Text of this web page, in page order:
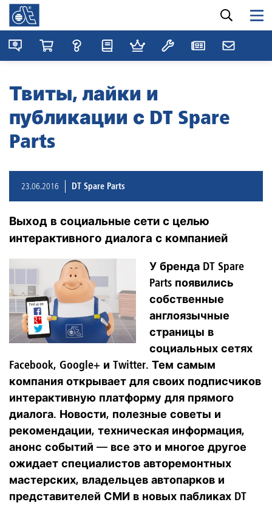
Твиты, лайки и
публикации с DT Spare
Parts
23.06.2016 DT Spare Parts
Выход в социальные сети с целью
интерактивного диалога с компанией
У бренда DT Spare
Parts появились
собственные
англоязычные
страницы в
социальных сетях
Facebook, Google+ и Twitter. Тем самым
компания открывает для своих подписчиков
интерактивную платформу для прямого
диалога. Новости, полезные советы и
рекомендации, техническая информация,
анонс событий — все это и многое другое
ожидает специалистов авторемонтных
мастерских, владельцев автопарков и
представителей СМИ в новых пабликах DT